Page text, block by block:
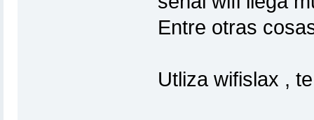
Entre otras
Utliza wifislax ,